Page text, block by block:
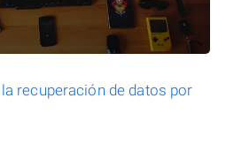
recuperación de datos por